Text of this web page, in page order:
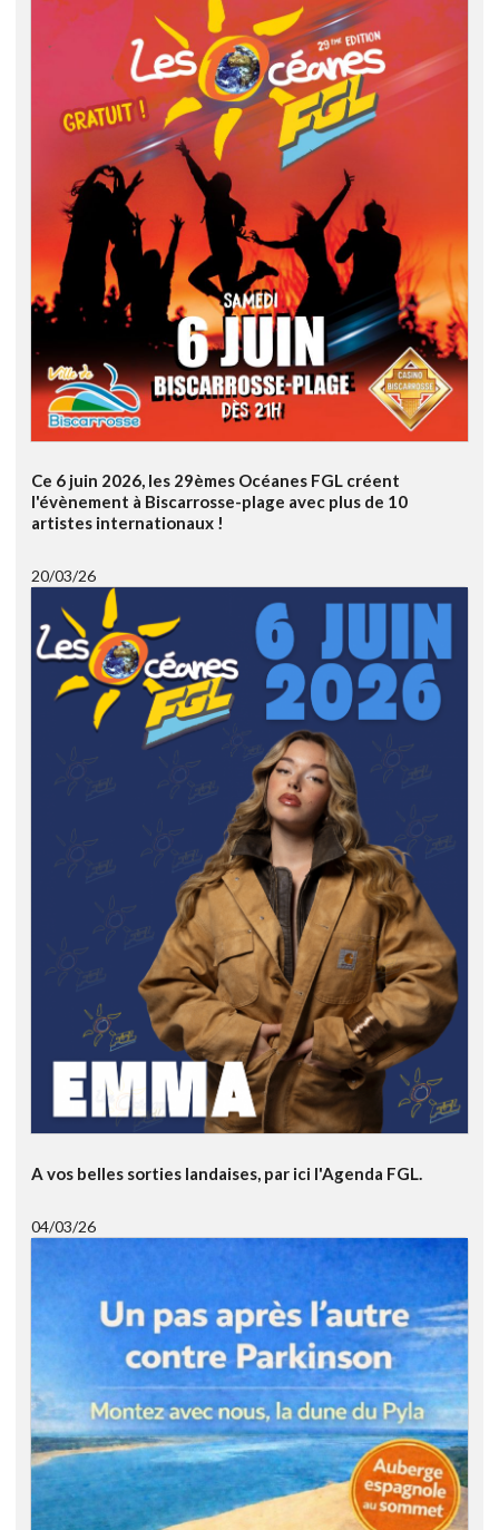
Ce 6 juin 2026, les 29èmes Océanes FGL créent
l'évènement à Biscarrosse-plage avec plus de 10
artistes internationaux !
20/03/26
A vos belles sorties landaises, par ici l'Agenda FGL.
04/03/26